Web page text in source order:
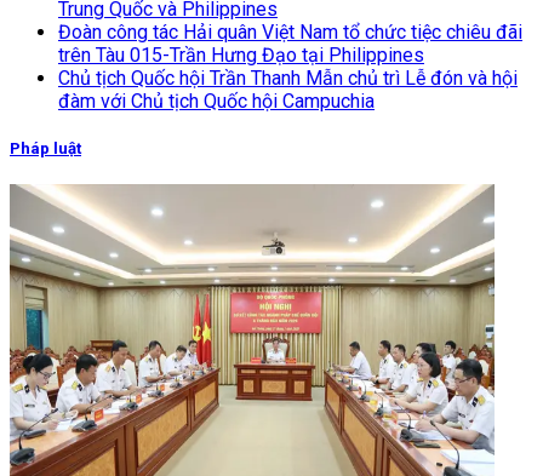
Trung Quốc và Philippines
Đoàn công tác Hải quân Việt Nam tổ chức tiệc chiêu đãi
trên Tàu 015-Trần Hưng Đạo tại Philippines
Chủ tịch Quốc hội Trần Thanh Mẫn chủ trì Lễ đón và hội
đàm với Chủ tịch Quốc hội Campuchia
Pháp luật